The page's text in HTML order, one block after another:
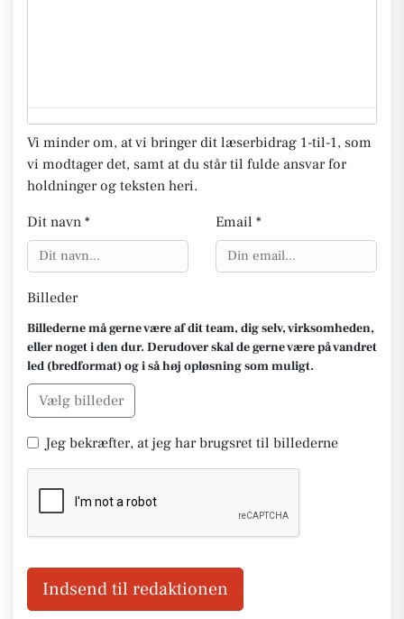
Vi minder om, at vi bringer dit læserbidrag 1-til-1, som
vi modtager det, samt at du står til fulde ansvar for
holdninger og teksten heri.
Dit navn *
Email *
Billeder
Billederne må gerne være af dit team, dig selv, virksomheden,
eller noget i den dur. Derudover skal de gerne være på vandret
led (bredformat) og i så høj opløsning som muligt.
Vælg billeder
Jeg bekræfter, at jeg har brugsret til billederne
Indsend til redaktionen